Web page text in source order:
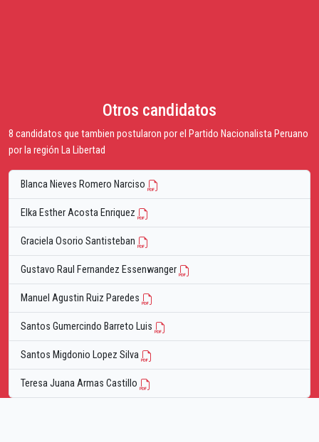
Otros candidatos
8 candidatos que tambien postularon por el Partido Nacionalista Peruano
por la región La Libertad
Blanca Nieves Romero Narciso
Elka Esther Acosta Enriquez
Graciela Osorio Santisteban
Gustavo Raul Fernandez Essenwanger
Manuel Agustin Ruiz Paredes
Santos Gumercindo Barreto Luis
Santos Migdonio Lopez Silva
Teresa Juana Armas Castillo